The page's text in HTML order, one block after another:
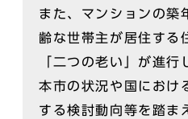
また、マンションの築
齢な世帯主が居住する
「二つの老い」が進行
本市の状況や国におけ
する検討動向等を踏